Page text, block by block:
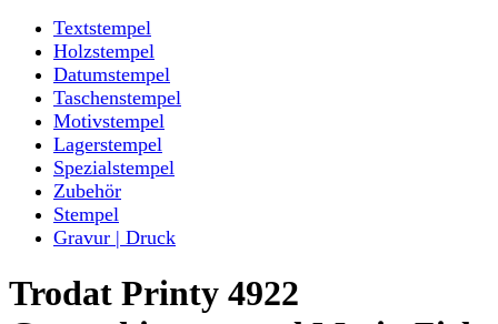
Textstempel
Holzstempel
Datumstempel
Taschenstempel
Motivstempel
Lagerstempel
Spezialstempel
Zubehör
Stempel
Gravur | Druck
Trodat Printy 4922